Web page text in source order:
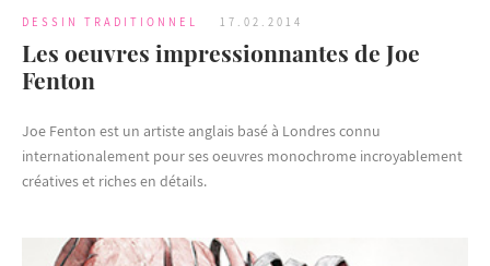
DESSIN TRADITIONNEL 17.02.2014
Les oeuvres impressionnantes de Joe
Fenton
Joe Fenton est un artiste anglais basé à Londres connu
internationalement pour ses oeuvres monochrome incroyablement
créatives et riches en détails.